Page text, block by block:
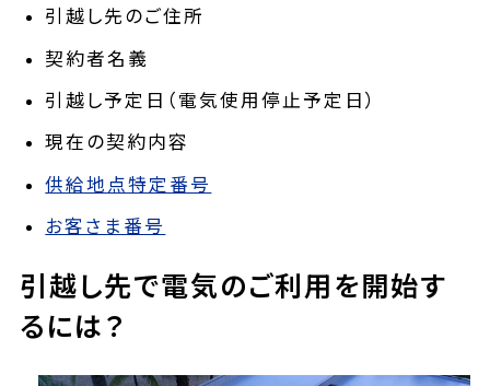
引越し先のご住所
契約者名義
引越し予定日（電気使用停止予定日）
現在の契約内容
供給地点特定番号
お客さま番号
引越し先で電気のご利用を開始す
るには？